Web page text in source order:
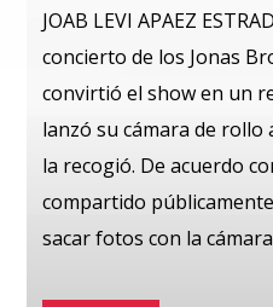
JOAB LEVI APAEZ
concierto de los Jonas
convirtió el show en un
lanzó su cámara de rollo
la recogió. De acuerdo
compartido
sacar fotos con la